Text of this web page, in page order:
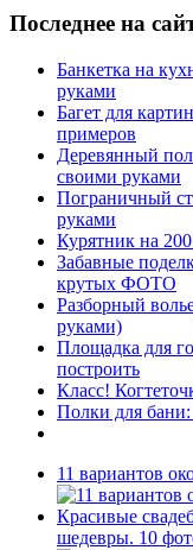
Последнее на
Банкетка на
руками
Багет для
примеров
Деревянный
своими руками
Пограничный
руками
Курятник на
Забавные
крутых ФОТО
Разборный
руками)
Площадка для
построить
Класс!
Полки для бани:
11 вариантов
Красивые
шедевры. 10